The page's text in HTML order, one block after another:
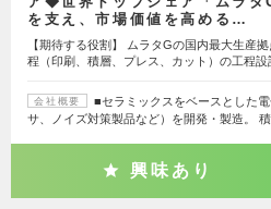
を支え、市場価値を高める…
【期待する役割】 ムラタGの国内最大生産
程（印刷、積層、プレス、カット）の工程設
会社概要
■セラミックスをベースとした
サ、ノイズ対策製品など）を開発・製造。
興味あり